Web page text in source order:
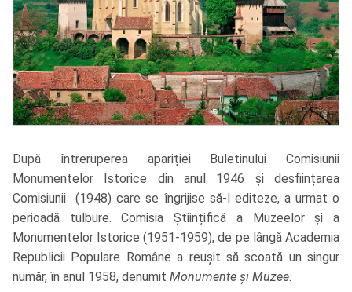
După întreruperea apariției Buletinului Comisiunii
Monumentelor Istorice din anul 1946 și desființarea
Comisiunii (1948) care se îngrijise să-l editeze, a urmat o
perioadă tulbure. Comisia Științifică a Muzeelor și a
Monumentelor Istorice (1951-1959), de pe lângă Academia
Republicii Populare Române a reușit să scoată un singur
număr, în anul 1958, denumit Monumente și Muzee.